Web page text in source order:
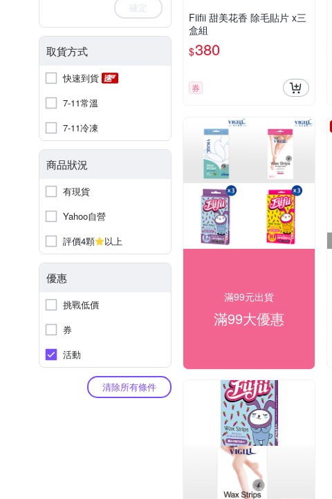
確定
取貨方式
快速到貨
7-11常溫
7-11冷凍
商品狀況
有現貨
Yahoo自營
評價4顆
以上
優惠
挑戰低價
券
活動
清除所有條件
Fiifii 甜美花香 除毛貼片 x三
盒組
$380
券
滿99元出貨
滿99大優惠